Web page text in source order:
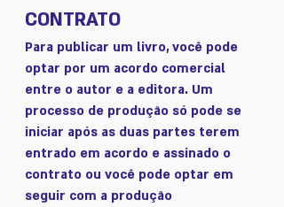
CONTRATO
Para publicar um livro, você pode
optar por um acordo comercial
entre o autor e a editora. Um
processo de produção só pode se
iniciar após as duas partes terem
entrado em acordo e assinado o
contrato ou você pode optar em
seguir com a produção